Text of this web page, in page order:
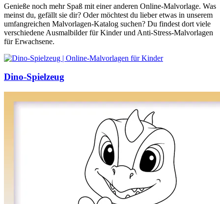
Genieße noch mehr Spaß mit einer anderen Online-Malvorlage. Was
meinst du, gefällt sie dir? Oder möchtest du lieber etwas in unserem
umfangreichen Malvorlagen-Katalog suchen? Du findest dort viele
verschiedene Ausmalbilder für Kinder und Anti-Stress-Malvorlagen
für Erwachsene.
Dino-Spielzeug